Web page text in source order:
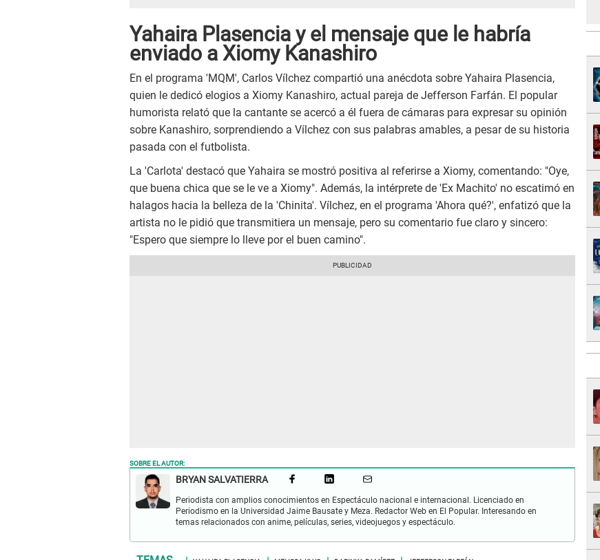
Yahaira Plasencia y el mensaje que le habría
enviado a Xiomy Kanashiro
En el programa 'MQM', Carlos Vílchez compartió una anécdota sobre Yahaira Plasencia,
quien le dedicó elogios a Xiomy Kanashiro, actual pareja de Jefferson Farfán. El popular
humorista relató que la cantante se acercó a él fuera de cámaras para expresar su opinión
sobre Kanashiro, sorprendiendo a Vílchez con sus palabras amables, a pesar de su historia
pasada con el futbolista.
La 'Carlota' destacó que Yahaira se mostró positiva al referirse a Xiomy, comentando: "Oye,
que buena chica que se le ve a Xiomy". Además, la intérprete de 'Ex Machito' no escatimó en
halagos hacia la belleza de la 'Chinita'. Vílchez, en el programa 'Ahora qué?', enfatizó que la
artista no le pidió que transmitiera un mensaje, pero su comentario fue claro y sincero:
"Espero que siempre lo lleve por el buen camino".
SOBRE EL AUTOR:
BRYAN SALVATIERRA
Periodista con amplios conocimientos en Espectáculo nacional e internacional. Licenciado en
Periodismo en la Universidad Jaime Bausate y Meza. Redactor Web en El Popular. Interesando en
temas relacionados con anime, películas, series, videojuegos y espectáculo.